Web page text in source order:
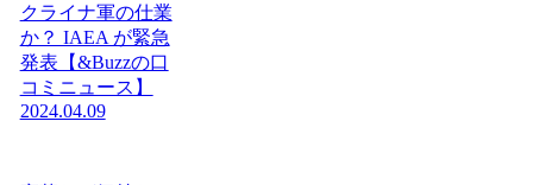
クライナ軍の仕業
か？ IAEA が緊急
発表【&Buzzの口
コミニュース】
2024.04.09